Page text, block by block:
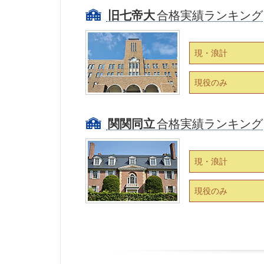
旧七帝大合格実績ランキング
現・浪計
現役のみ
関関同立合格実績ランキング
現・浪計
現役のみ